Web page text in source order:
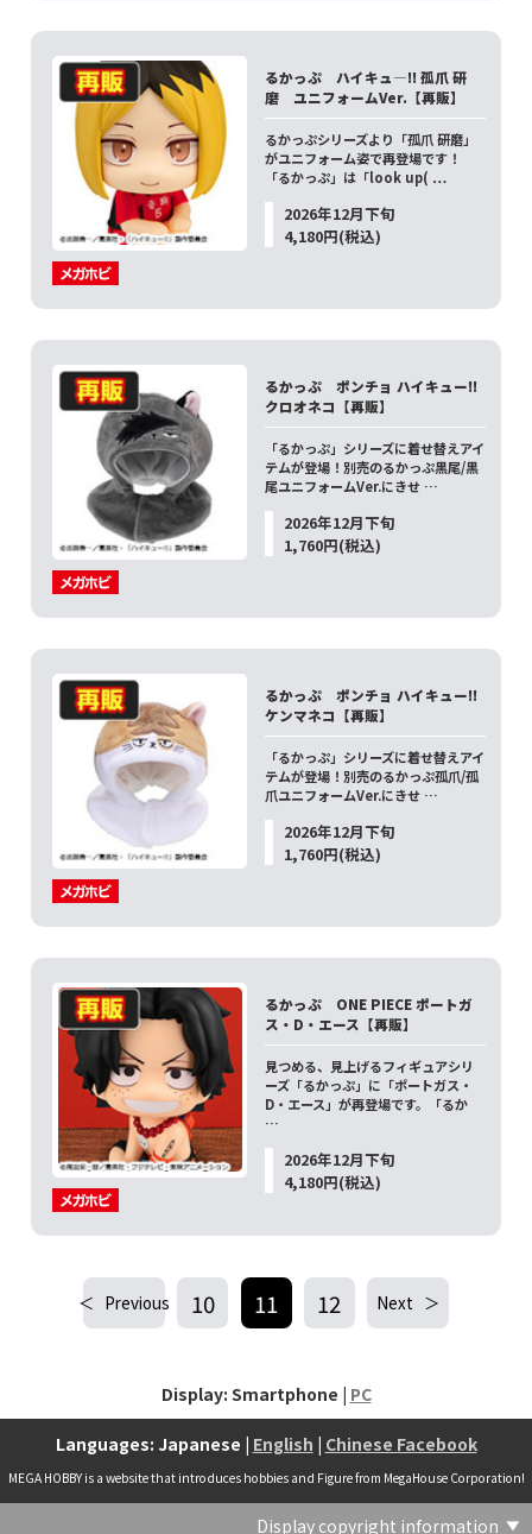
るかっぷ ハイキュ―!! 孤爪 研
磨 ユニフォームVer.【再販】
るかっぷシリーズより「孤爪 研磨」
がユニフォーム姿で再登場です！
「るかっぷ」は「look up( …
2026年12月下旬
4,180円(税込)
るかっぷ ポンチョ ハイキュー!!
クロオネコ【再販】
「るかっぷ」シリーズに着せ替えアイ
テムが登場！別売のるかっぷ黒尾/黒
尾ユニフォームVer.にきせ …
2026年12月下旬
1,760円(税込)
るかっぷ ポンチョ ハイキュー!!
ケンマネコ【再販】
「るかっぷ」シリーズに着せ替えアイ
テムが登場！別売のるかっぷ孤爪/孤
爪ユニフォームVer.にきせ …
2026年12月下旬
1,760円(税込)
るかっぷ ONE PIECE ポートガ
ス・D・エース【再販】
見つめる、見上げるフィギュアシリ
ーズ「るかっぷ」に「ポートガス・
D・エース」が再登場です。「るか
…
2026年12月下旬
4,180円(税込)
Previous 10 11 12 Next
Display: Smartphone | PC
Languages: Japanese | English | Chinese Facebook
MEGA HOBBY is a website that introduces hobbies and Figure from MegaHouse Corporation!
Display copyright information